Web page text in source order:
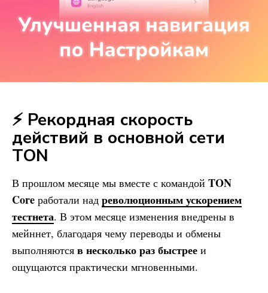
⚡ Рекордная скорость
действий в основной сети
TON
В прошлом месяце мы вместе с командой TON
Core работали над революционным ускорением
тестнета. В этом месяце изменения внедрены в
мейннет, благодаря чему переводы и обмены
выполняются в несколько раз быстрее и
ощущаются практически мгновенными.